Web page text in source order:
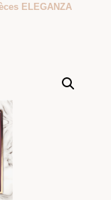
ELEGANZA